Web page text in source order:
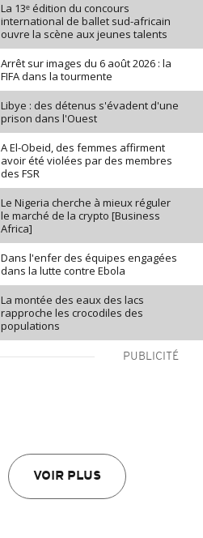
La 13ᵉ édition du concours
international de ballet sud-africain
ouvre la scène aux jeunes talents
Arrêt sur images du 6 août 2026 : la
FIFA dans la tourmente
Libye : des détenus s'évadent d'une
prison dans l'Ouest
A El-Obeid, des femmes affirment
avoir été violées par des membres
des FSR
Le Nigeria cherche à mieux réguler
le marché de la crypto [Business
Africa]
Dans l'enfer des équipes engagées
dans la lutte contre Ebola
La montée des eaux des lacs
rapproche les crocodiles des
populations
PUBLICITÉ
VOIR PLUS